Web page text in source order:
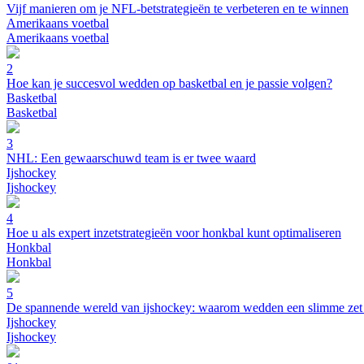
Vijf manieren om je NFL-betstrategieën te verbeteren en te winnen
Amerikaans voetbal
Amerikaans voetbal
2
Hoe kan je succesvol wedden op basketbal en je passie volgen?
Basketbal
Basketbal
3
NHL: Een gewaarschuwd team is er twee waard
Ijshockey
Ijshockey
4
Hoe u als expert inzetstrategieën voor honkbal kunt optimaliseren
Honkbal
Honkbal
5
De spannende wereld van ijshockey: waarom wedden een slimme
Ijshockey
Ijshockey